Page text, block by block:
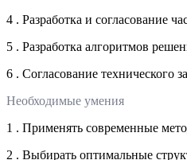
4 . Разработка и согласование
5 . Разработка алгоритмов
6 . Согласование технического
Необходимые умения
1 . Применять современные
2 . Выбирать оптимальные